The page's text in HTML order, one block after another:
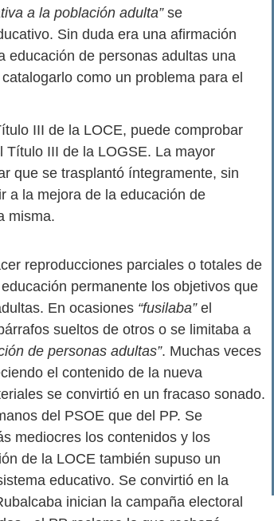
a la población adulta”se
Sin duda era una afirmación
educación de personas adultas una
como un problema para el
III de la LOCE, puede comprobar
III de la LOGSE. La mayor
que se trasplantó íntegramente, sin
a la mejora de la educación de
misma.
reproducciones parciales o totales de
permanente los objetivos que
En ocasiones “fusilaba”el
sueltos de otros o se limitaba a
de personas adultas”. Muchas veces
el contenido de la nueva
se convirtió en un fracaso sonado.
del PSOE que del PP. Se
mediocres los contenidos y los
de la LOCE también supuso un
educativo. Se convirtió en la
inician la campaña electoral